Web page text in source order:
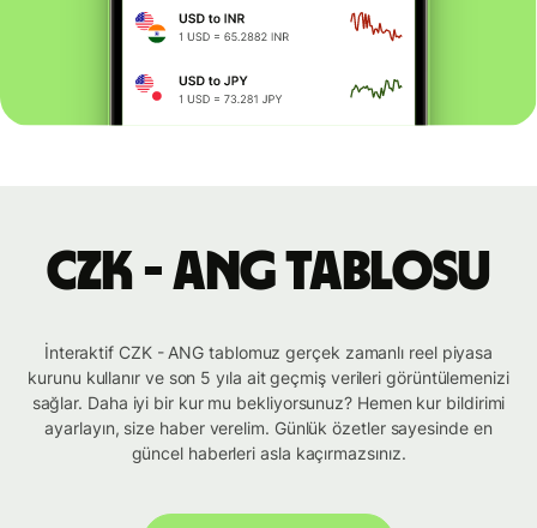
CZK - ANG tablosu
İnteraktif CZK - ANG tablomuz gerçek zamanlı reel piyasa
kurunu kullanır ve son 5 yıla ait geçmiş verileri görüntülemenizi
sağlar. Daha iyi bir kur mu bekliyorsunuz? Hemen kur bildirimi
ayarlayın, size haber verelim. Günlük özetler sayesinde en
güncel haberleri asla kaçırmazsınız.